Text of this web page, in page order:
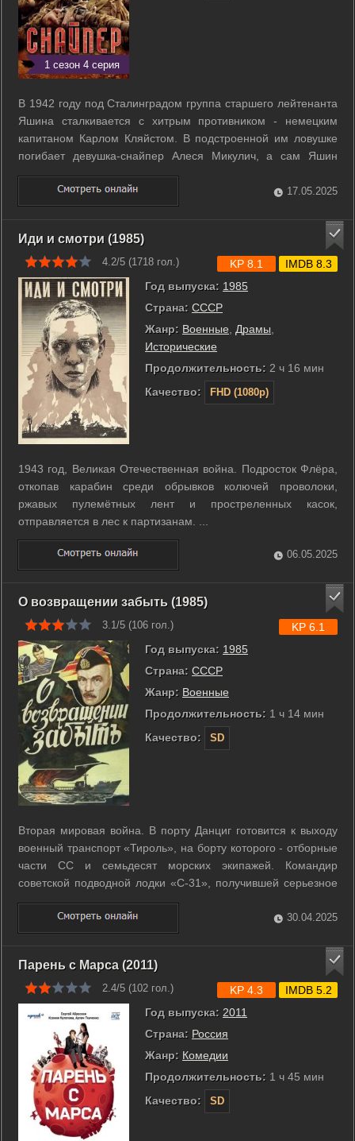
1 сезон 4 серия
В 1942 году под Сталинградом группа старшего лейтенанта
Яшина сталкивается с хитрым противником - немецким
капитаном Карлом Кляйстом. В подстроенной им ловушке
погибает девушка-снайпер Алеся Микулич, а сам Яшин
получает тяжелое ранение. ...
17.05.2025
Иди и смотри (1985)
4.2/5 (1718 гол.)
Год выпуска: 1985
Страна: СССР
Жанр: Военные Драмы
Исторические
Продолжительность: 2 ч 16 мин
Качество:
FHD (1080p)
KP 8.1 IMDB 8.3
1943 год, Великая Отечественная война. Подросток Флёра,
откопав карабин среди обрывков колючей проволоки,
ржавых пулемётных лент и простреленных касок,
отправляется в лес к партизанам. ...
06.05.2025
О возвращении забыть (1985)
3.1/5 (106 гол.)
Год выпуска: 1985
Страна: СССР
Жанр: Военные
Продолжительность: 1 ч 14 мин
Качество:
SD
KP 6.1
Вторая мировая война. В порту Данциг готовится к выходу
военный транспорт «Тироль», на борту которого - отборные
части СС и семьдесят морских экипажей. Командир
советской подводной лодки «С-31», получившей серьезное
повреждение, получает задание обнаружить и атаковать
транспорт противника... ...
30.04.2025
Парень с Марса (2011)
2.4/5 (102 гол.)
Год выпуска: 2011
Страна: Россия
Жанр: Комедии
Продолжительность: 1 ч 45 мин
Качество:
SD
KP 4.3 IMDB 5.2